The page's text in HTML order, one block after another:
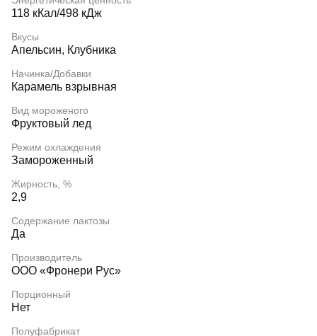
118 кКал/498 кДж
Вкусы
Апельсин, Клубника
Начинка/Добавки
Карамель взрывная
Вид мороженого
Фруктовый лед
Режим охлаждения
Замороженный
Жирность, %
2,9
Содержание лактозы
Да
Производитель
ООО «Фронери Рус»
Порционный
Нет
Полуфабрикат